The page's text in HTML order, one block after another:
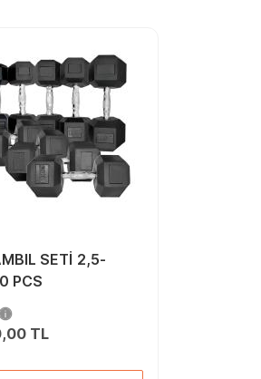
SETİ 2,5-
PCS
TL